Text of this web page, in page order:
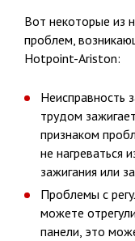
Вот некоторые из
проблем,
Hotpoint-Ariston:
Неисправность
трудом
признаком
не нагреваться
зажигания или
Проблемы с
можете
панели, это